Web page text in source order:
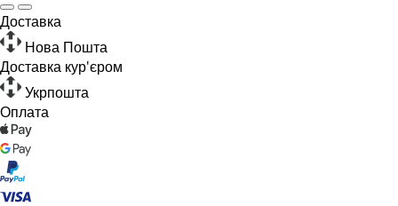
Доставка
Нова Пошта
Доставка кур'єром
Укрпошта
Оплата